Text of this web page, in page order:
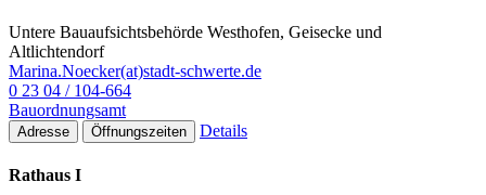
Untere Bauaufsichtsbehörde Westhofen, Geisecke und
Altlichtendorf
Marina.Noecker(at)stadt-schwerte.de
0 23 04 / 104-664
Bauordnungsamt
Adresse Öffnungszeiten Details
Rathaus I